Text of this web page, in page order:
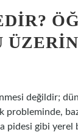
değildir;
probleminde,
gibi yerel